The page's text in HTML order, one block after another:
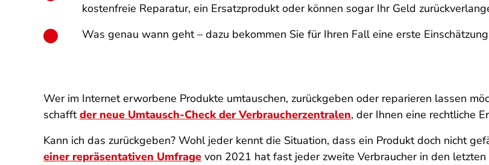
kostenfreie Reparatur, ein Ersatzprodukt oder können sogar Ihr Geld
Was genau wann geht – dazu bekommen Sie für Ihren Fall eine erste
Wer im Internet erworbene Produkte umtauschen, zurückgeben oder reparieren lassen
schafftder neue Umtausch-Check der Verbraucherzentralen, der Ihnen eine rechtliche
Kann ich das zurückgeben? Wohl jeder kennt die Situation, dass ein Produkt doch nicht
einer repräsentativen Umfrage von 2021 hat fast jeder zweite Verbraucher in den